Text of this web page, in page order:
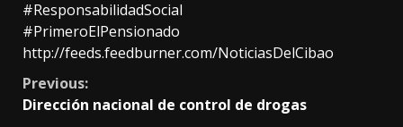
#ResponsabilidadSocial
#PrimeroElPensionado
http://feeds.feedburner.com/NoticiasDelCibao
Continue
Previous:
Dirección nacional de control de drogas